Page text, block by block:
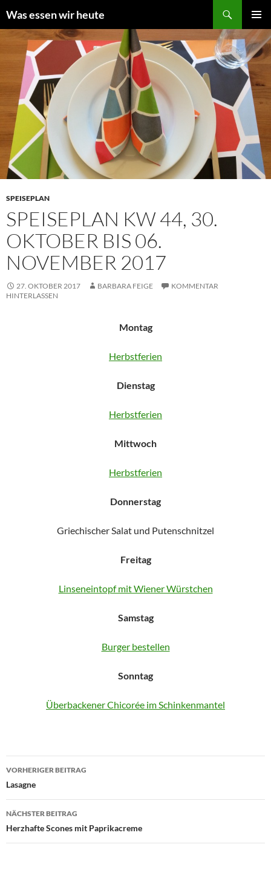
Inhalt
springen
Was essen wir heute
MENÜ
SPEISEPLAN
SPEISEPLAN KW 44, 30.
OKTOBER BIS 06.
NOVEMBER 2017
27. OKTOBER 2017 BARBARA FEIGE
KOMMENTAR
HINTERLASSEN
Montag
Herbstferien
Dienstag
Herbstferien
Mittwoch
Herbstferien
Donnerstag
Griechischer Salat und Putenschnitzel
Freitag
Linseneintopf mit Wiener Würstchen
Samstag
Burger bestellen
Sonntag
Überbackener Chicorée im Schinkenmantel
Beitragsnavigation
VORHERIGER BEITRAG
Lasagne
NÄCHSTER BEITRAG
Herzhafte Scones mit Paprikacreme